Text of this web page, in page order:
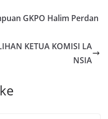
GKPO Halim Perdan
KETUA KOMISI LA
NSIA